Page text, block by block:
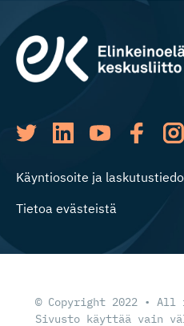
Käyntiosoite ja
Tietoa evästeistä
© Copyright 2022 • All
Sivusto käyttää vain